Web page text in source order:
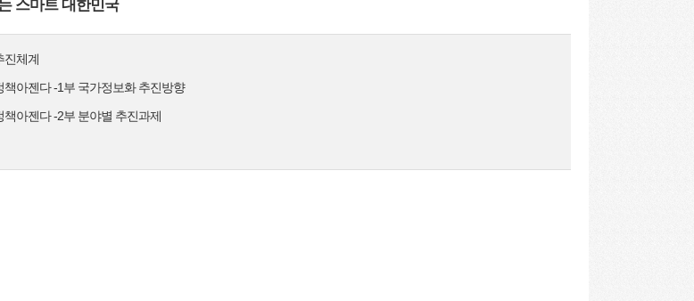
스마트 대한민국
진체계
아젠다 -1부 국가정보화 추진방향
아젠다 -2부 분야별 추진과제